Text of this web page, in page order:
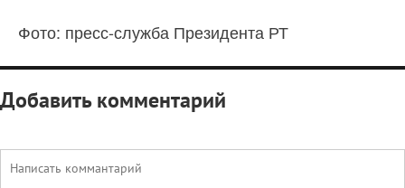
Фото: пресс-служба Президента РТ
Добавить комментарий